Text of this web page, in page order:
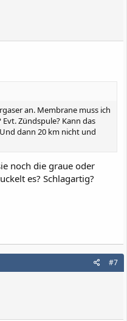
an. Membrane muss ich
Zündspule? Kann das
dann 20 km nicht und
noch die graue oder
es? Schlagartig?
#7